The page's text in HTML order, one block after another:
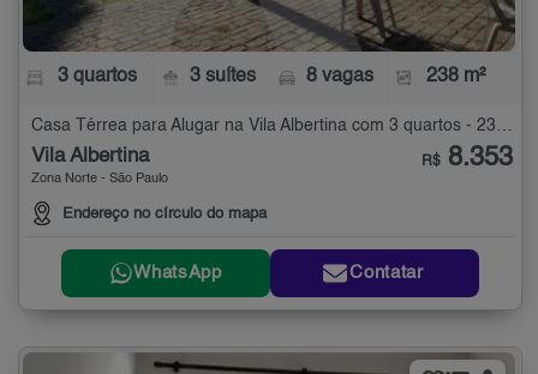
3 quartos 3 suítes 8 vagas 238 m²
Vila Albertina
Zona Norte - São Paulo
Endereço no círculo do mapa
R$ 8.353
WhatsApp Contatar